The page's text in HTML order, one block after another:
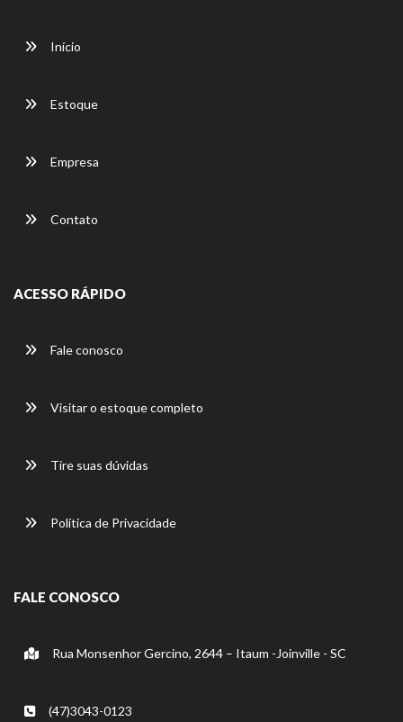
Início
Estoque
Empresa
Contato
ACESSO RÁPIDO
Fale conosco
Visitar o estoque completo
Tire suas dúvidas
Política de Privacidade
FALE CONOSCO
Rua Monsenhor Gercino, 2644 – Itaum -Joinville - SC
(47)3043-0123